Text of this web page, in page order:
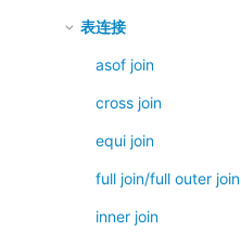
表连接
asof join
cross join
equi join
full join/full outer join
inner join